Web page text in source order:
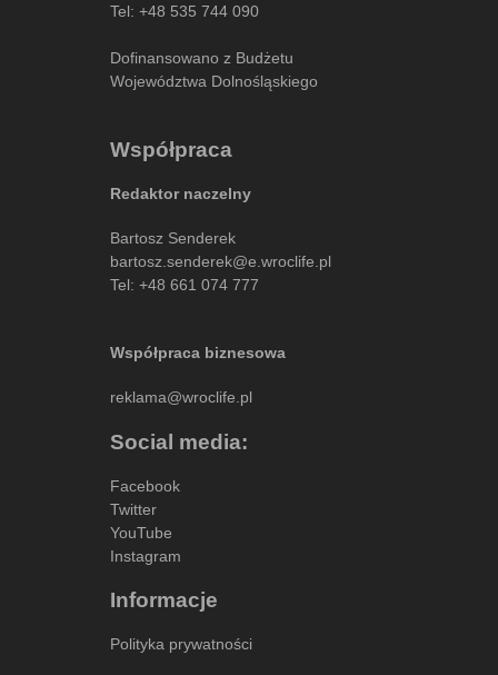
Tel: +48 535 744 090
Dofinansowano z Budżetu
Województwa Dolnośląskiego
Współpraca
Redaktor naczelny
Bartosz Senderek
bartosz.senderek@e.wroclife.pl
Tel: +48 661 074 777
Współpraca biznesowa
reklama@wroclife.pl
Social media:
Facebook
Twitter
YouTube
Instagram
Informacje
Polityka prywatności